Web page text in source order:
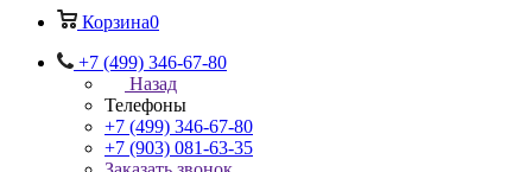
Корзина0
+7 (499) 346-67-80
Назад
Телефоны
+7 (499) 346-67-80
+7 (903) 081-63-35